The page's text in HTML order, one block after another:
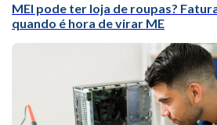
MEI pode ter loja de roupas?
quando é hora de virar ME